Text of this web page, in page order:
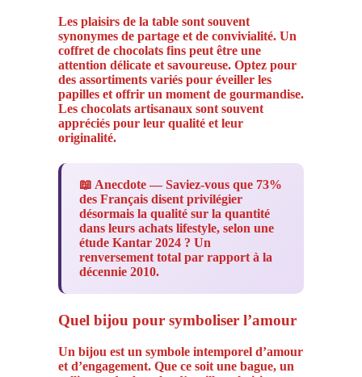
Les plaisirs de la table sont souvent
synonymes de partage et de convivialité. Un
coffret de chocolats fins peut être une
attention délicate et savoureuse. Optez pour
des assortiments variés pour éveiller les
papilles et offrir un moment de gourmandise.
Les chocolats artisanaux sont souvent
appréciés pour leur qualité et leur
originalité.
📖 Anecdote — Saviez-vous que 73%
des Français disent privilégier
désormais la qualité sur la quantité
dans leurs achats lifestyle, selon une
étude Kantar 2024 ? Un
renversement total par rapport à la
décennie 2010.
Quel bijou pour symboliser l’amour
Un bijou est un symbole intemporel d’amour
et d’engagement. Que ce soit une bague, un